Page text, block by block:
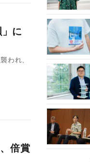
に
われ、
倍賞